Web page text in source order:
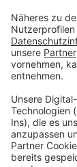
ausgebaut
sagt die
auch die
21.10. 15
Anzeige